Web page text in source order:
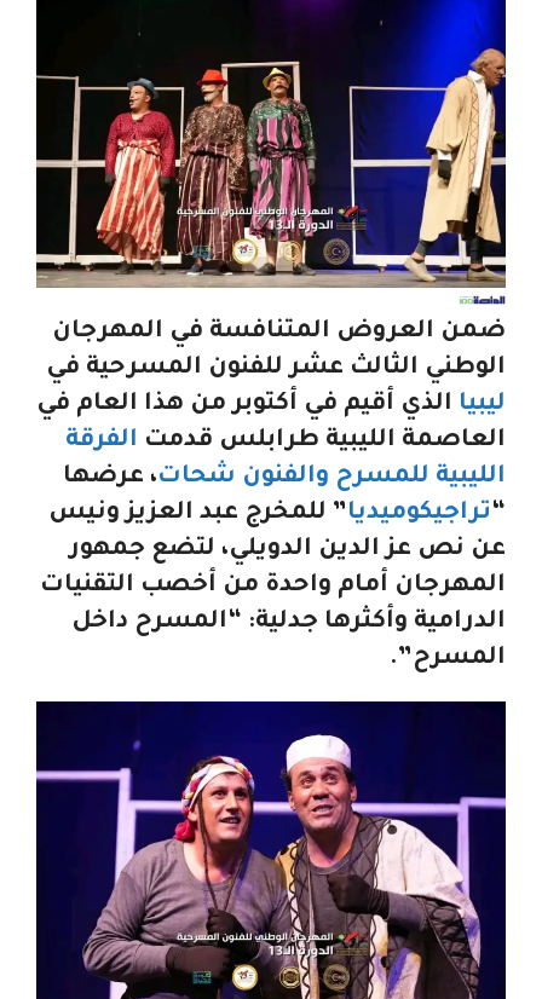
ضمن العروض المتنافسة في المهرجان
الوطني الثالث عشر للفنون المسرحية في
ليبيا الذي أقيم في أكتوبر من هذا العام في
العاصمة الليبية طرابلس قدمت الفرقة
الليبية للمسرح والفنون شحات، عرضها
“تراجيكوميديا” للمخرج عبد العزيز ونيس
عن نص عز الدين الدويلي، لتضع جمهور
المهرجان أمام واحدة من أخصب التقنيات
الدرامية وأكثرها جدلية: “المسرح داخل
المسرح”.